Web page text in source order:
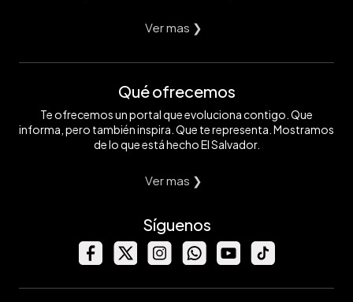
Ver mas ❯
Qué ofrecemos
Te ofrecemos un portal que evoluciona contigo. Que
informa, pero también inspira. Que te representa. Mostramos
de lo que está hecho El Salvador.
Ver mas ❯
Síguenos